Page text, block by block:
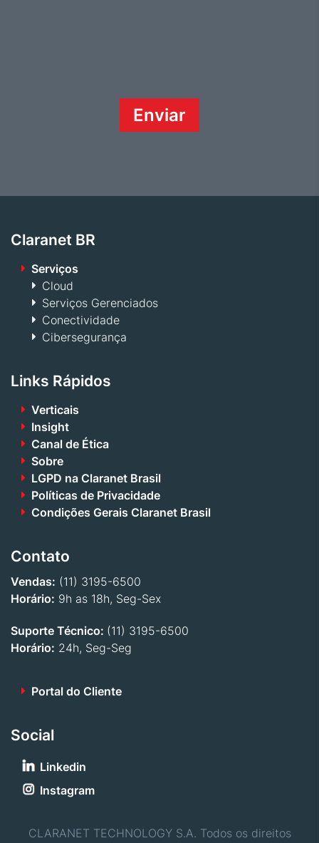
Claranet BR
Serviços
Cloud
Serviços Gerenciados
Conectividade
Cibersegurança
Links Rápidos
Verticais
Insight
Canal de Ética
Sobre
LGPD na Claranet Brasil
Políticas de Privacidade
Condições Gerais Claranet Brasil
Contato
Vendas: (11) 3195-6500
Horário: 9h as 18h, Seg-Sex
Suporte Técnico: (11) 3195-6500
Horário: 24h, Seg-Seg
Portal do Cliente
Social
Linkedin
Instagram
CLARANET TECHNOLOGY S.A. Todos os direitos